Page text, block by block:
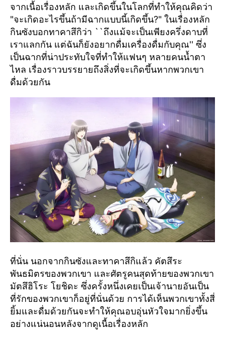
จากเนื้อเรื่องหลัก และเกิดขึ้นในโลกที่ทำให้คุณคิดว่า
"จะเกิดอะไรขึ้นถ้ามีฉากแบบนี้เกิดขึ้น?" ในเรื่องหลัก
กินซังบอกทาคาสึกิว่า ``ถึงแม้จะเป็นเพียงครึ่งดาบที่
เราแลกกัน แต่ฉันก็ยังอยากดื่มเครื่องดื่มกับคุณ'' ซึ่ง
เป็นฉากที่น่าประทับใจที่ทำให้แฟนๆ หลายคนน้ำตา
ไหล เรื่องราวบรรยายถึงสิ่งที่จะเกิดขึ้นหากพวกเขา
ดื่มด้วยกัน
ที่นั่น นอกจากกินซังและทาคาสึกิแล้ว คัตสึระ
พันธมิตรของพวกเขา และศัตรูคนสุดท้ายของพวกเขา
มัตสึฮิโระ โยชิดะ ซึ่งครั้งหนึ่งเคยเป็นเจ้านายอันเป็น
ที่รักของพวกเขาก็อยู่ที่นั่นด้วย การได้เห็นพวกเขาทั้งสี่
ยิ้มและดื่มด้วยกันจะทำให้คุณอบอุ่นหัวใจมากยิ่งขึ้น
อย่างแน่นอนหลังจากดูเนื้อเรื่องหลัก